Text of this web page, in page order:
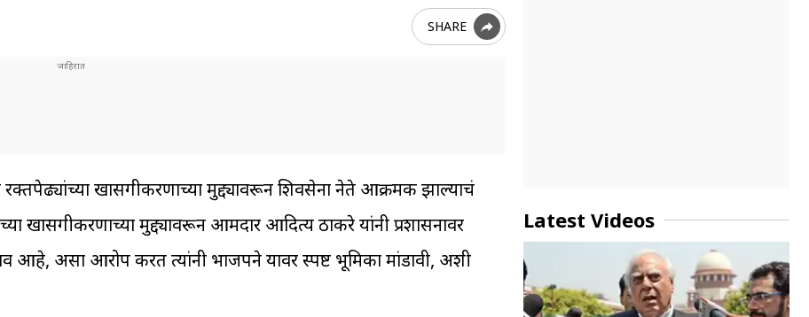
SHARE
खासगीकरणाच्या मुद्द्यावरून शिवसेना नेते आक्रमक झाल्याचं
खासगीकरणाच्या मुद्द्यावरून आमदार आदित्य ठाकरे यांनी प्रशासनावर
आहे, असा आरोप करत त्यांनी भाजपने यावर स्पष्ट भूमिका मांडावी, अशी
Latest Videos